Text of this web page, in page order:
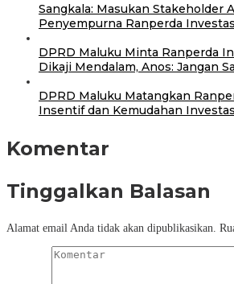
Sangkala: Masukan Stakeholder
Penyempurna Ranperda
DPRD Maluku Minta Ranperda
Dikaji Mendalam, Anos: Jangan
DPRD Maluku Matangkan
Insentif dan Kemudahan
Komentar
Tinggalkan Balasan
Alamat email Anda tidak akan dipublikasikan.